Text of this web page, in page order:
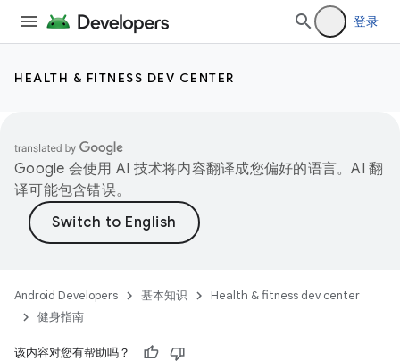
登录
HEALTH & FITNESS DEV CENTER
Google 会使用 AI 技术将内容翻译成您偏好的语言。AI 翻
译可能包含错误。
Android Developers 基本知识
Health & fitness dev center
健身指南
该内容对您有帮助吗？